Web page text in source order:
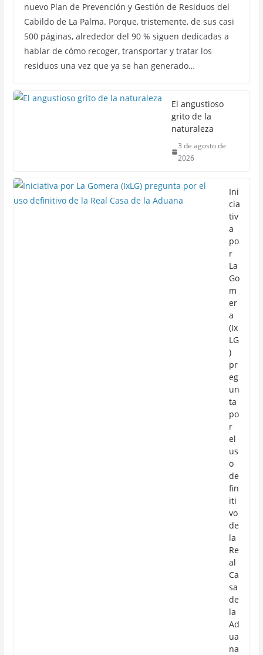
nuevo Plan de Prevención y Gestión de Residuos del
Cabildo de La Palma. Porque, tristemente, de sus casi
500 páginas, alrededor del 90 % siguen dedicadas a
hablar de cómo recoger, transportar y tratar los
residuos una vez que ya se han generado…
El angustioso
grito de la
naturaleza
3 de agosto de
2026
Ini
cia
tiv
a
po
r
La
Go
m
er
a
(Ix
LG
)
pr
eg
un
ta
po
r
el
us
o
de
fin
iti
vo
de
la
Re
al
Ca
sa
de
la
Ad
ua
na